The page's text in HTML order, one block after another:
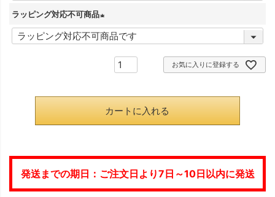
ラッピング対応不可商品
(
お気に入りに登録する
カートに入れる
発送までの期日：ご注文日より7日～10日以内に発送